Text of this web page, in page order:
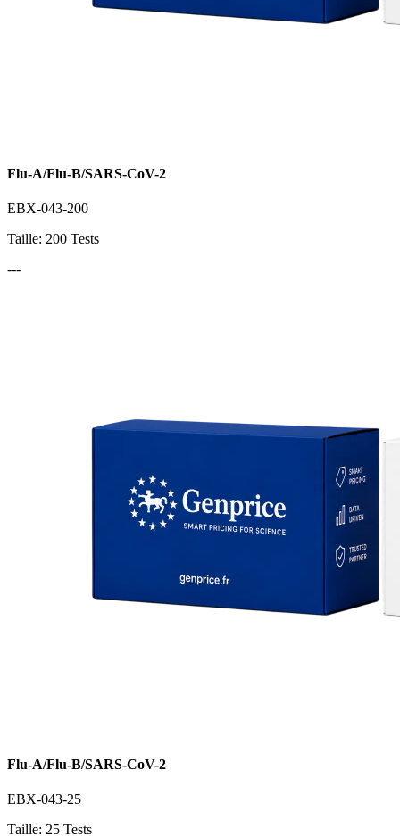
Flu-A/Flu-B/SARS-CoV-2
EBX-043-200
Taille: 200 Tests
---
Flu-A/Flu-B/SARS-CoV-2
EBX-043-25
Taille: 25 Tests